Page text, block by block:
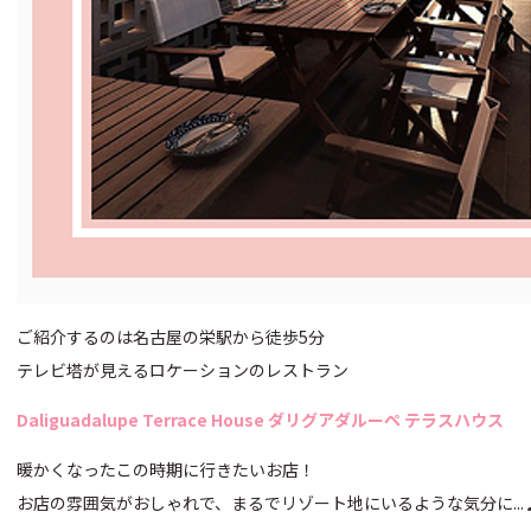
ご紹介するのは名古屋の栄駅から徒歩5分
テレビ塔が見えるロケーションのレストラン
Daliguadalupe Terrace House ダリグアダルーペ テラスハウス
暖かくなったこの時期に行きたいお店！
お店の雰囲気がおしゃれで、まるでリゾート地にいるような気分に